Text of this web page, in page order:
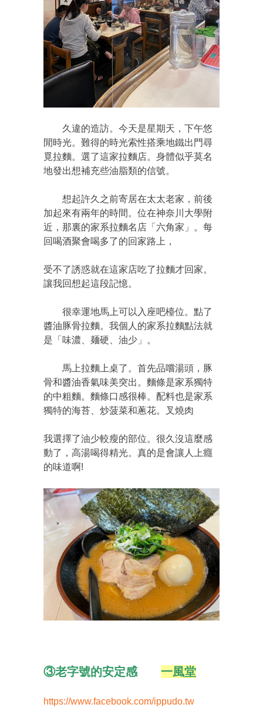
久違的造訪。今天是星期天，下午悠
閒時光。難得的時光索性搭乘地鐵出門尋
覓拉麵。選了這家拉麵店。身體似乎莫名
地發出想補充些油脂類的信號。
想起許久之前寄居在太太老家，前後
加起來有兩年的時間。位在神奈川大學附
近，那裏的家系拉麵名店「六角家」。每
回喝酒聚會喝多了的回家路上，
受不了誘惑就在這家店吃了拉麵才回家。
讓我回想起這段記憶。
很幸運地馬上可以入座吧檯位。點了
醬油豚骨拉麵。我個人的家系拉麵點法就
是「味濃、麺硬、油少」。
馬上拉麵上桌了。首先品嚐湯頭，豚
骨和醬油香氣味美突出。麵條是家系獨特
的中粗麵。麵條口感很棒。配料也是家系
獨特的海苔、炒菠菜和蔥花。叉燒肉
我選擇了油少較瘦的部位。很久沒這麼感
動了，高湯喝得精光。真的是會讓人上癮
的味道啊!
③老字號的安定感 一風堂
https://www.facebook.com/ippudo.tw